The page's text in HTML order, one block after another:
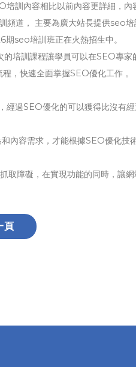
培訓內容相比以前內容更詳細，內
頻道， 主要為廣大站長提供seo培
seo培訓班正在火熱招生中。
培訓課程讓學員可以在SEO專家
，快速全面掌握SEO優化工作 。
過SEO優化的可以獲得比沒有
內容需求，才能根據SEO優化技
障礙，在實現功能的同時，讓網
頁